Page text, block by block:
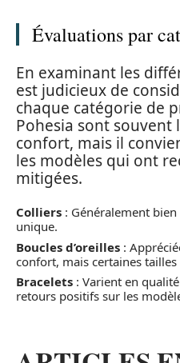
Évaluations par
En examinant les
est judicieux de
chaque catégorie de
Pohesia sont
confort, mais il
les modèles qui ont
mitigées.
Colliers : Généralement
unique.
Boucles d’oreilles :
confort, mais certaines
Bracelets : Varient en
retours positifs sur les